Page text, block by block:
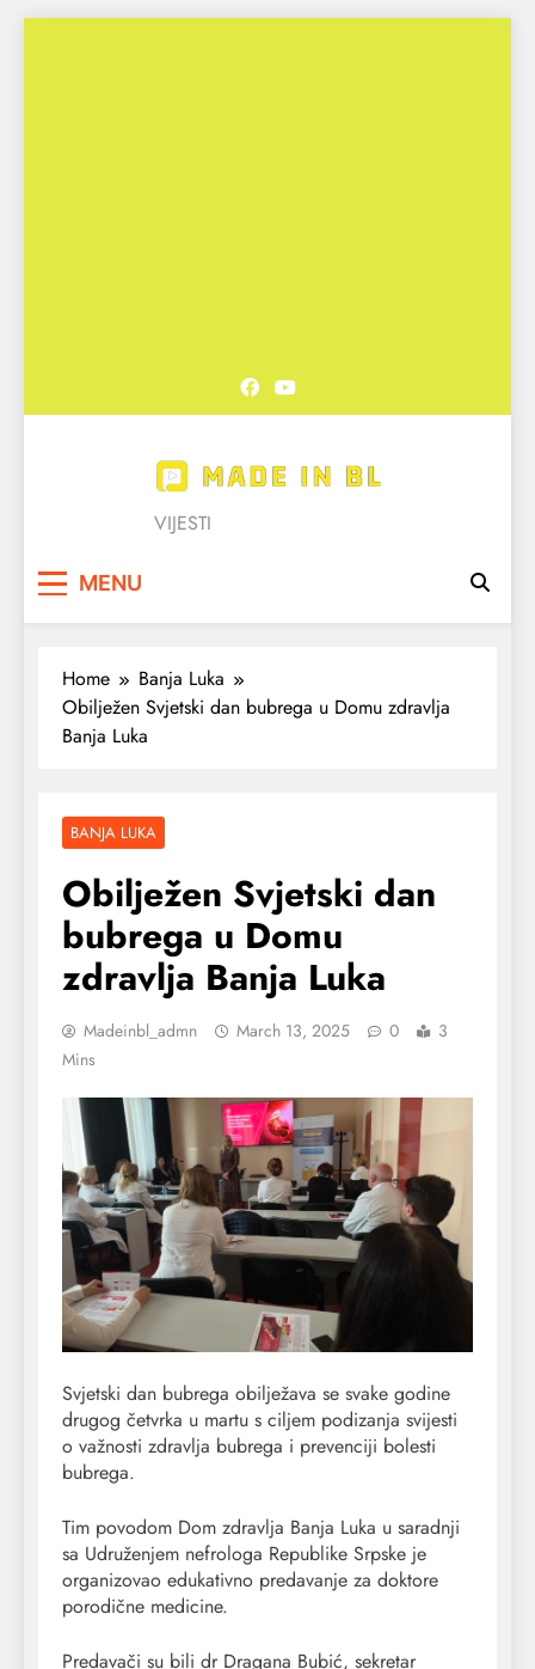
Made in BL
VIJESTI
MENU
Home
Banja Luka
Obilježen Svjetski dan bubrega u Domu zdravlja
Banja Luka
BANJA LUKA
Obilježen Svjetski dan
bubrega u Domu
zdravlja Banja Luka
Madeinbl_admn March 13, 2025 0
3
Mins
Svjetski dan bubrega obilježava se svake godine
drugog četvrka u martu s ciljem podizanja svijesti
o važnosti zdravlja bubrega i prevenciji bolesti
bubrega.
Tim povodom Dom zdravlja Banja Luka u saradnji
sa Udruženjem nefrologa Republike Srpske je
organizovao edukativno predavanje za doktore
porodične medicine.
Predavači su bili dr Dragana Bubić, sekretar